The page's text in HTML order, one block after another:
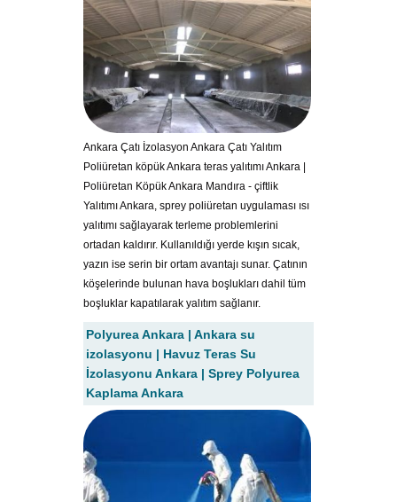
Ankara Çatı İzolasyon Ankara Çatı Yalıtım
Poliüretan köpük Ankara teras yalıtımı Ankara |
Poliüretan Köpük Ankara Mandıra - çiftlik
Yalıtımı Ankara, sprey poliüretan uygulaması ısı
yalıtımı sağlayarak terleme problemlerini
ortadan kaldırır. Kullanıldığı yerde kışın sıcak,
yazın ise serin bir ortam avantajı sunar. Çatının
köşelerinde bulunan hava boşlukları dahil tüm
boşluklar kapatılarak yalıtım sağlanır.
Polyurea Ankara | Ankara su
izolasyonu | Havuz Teras Su
İzolasyonu Ankara | Sprey Polyurea
Kaplama Ankara